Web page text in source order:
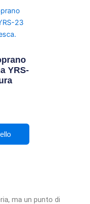
YRS-
ma un punto di